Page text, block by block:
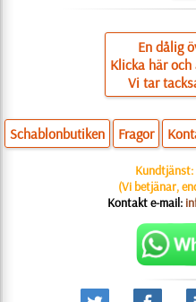
En dålig
Klicka här
Vi tar
Schablonbutiken Fragor
Kundtjänst:
(Vi betjänar,
Kontakt e-mail: